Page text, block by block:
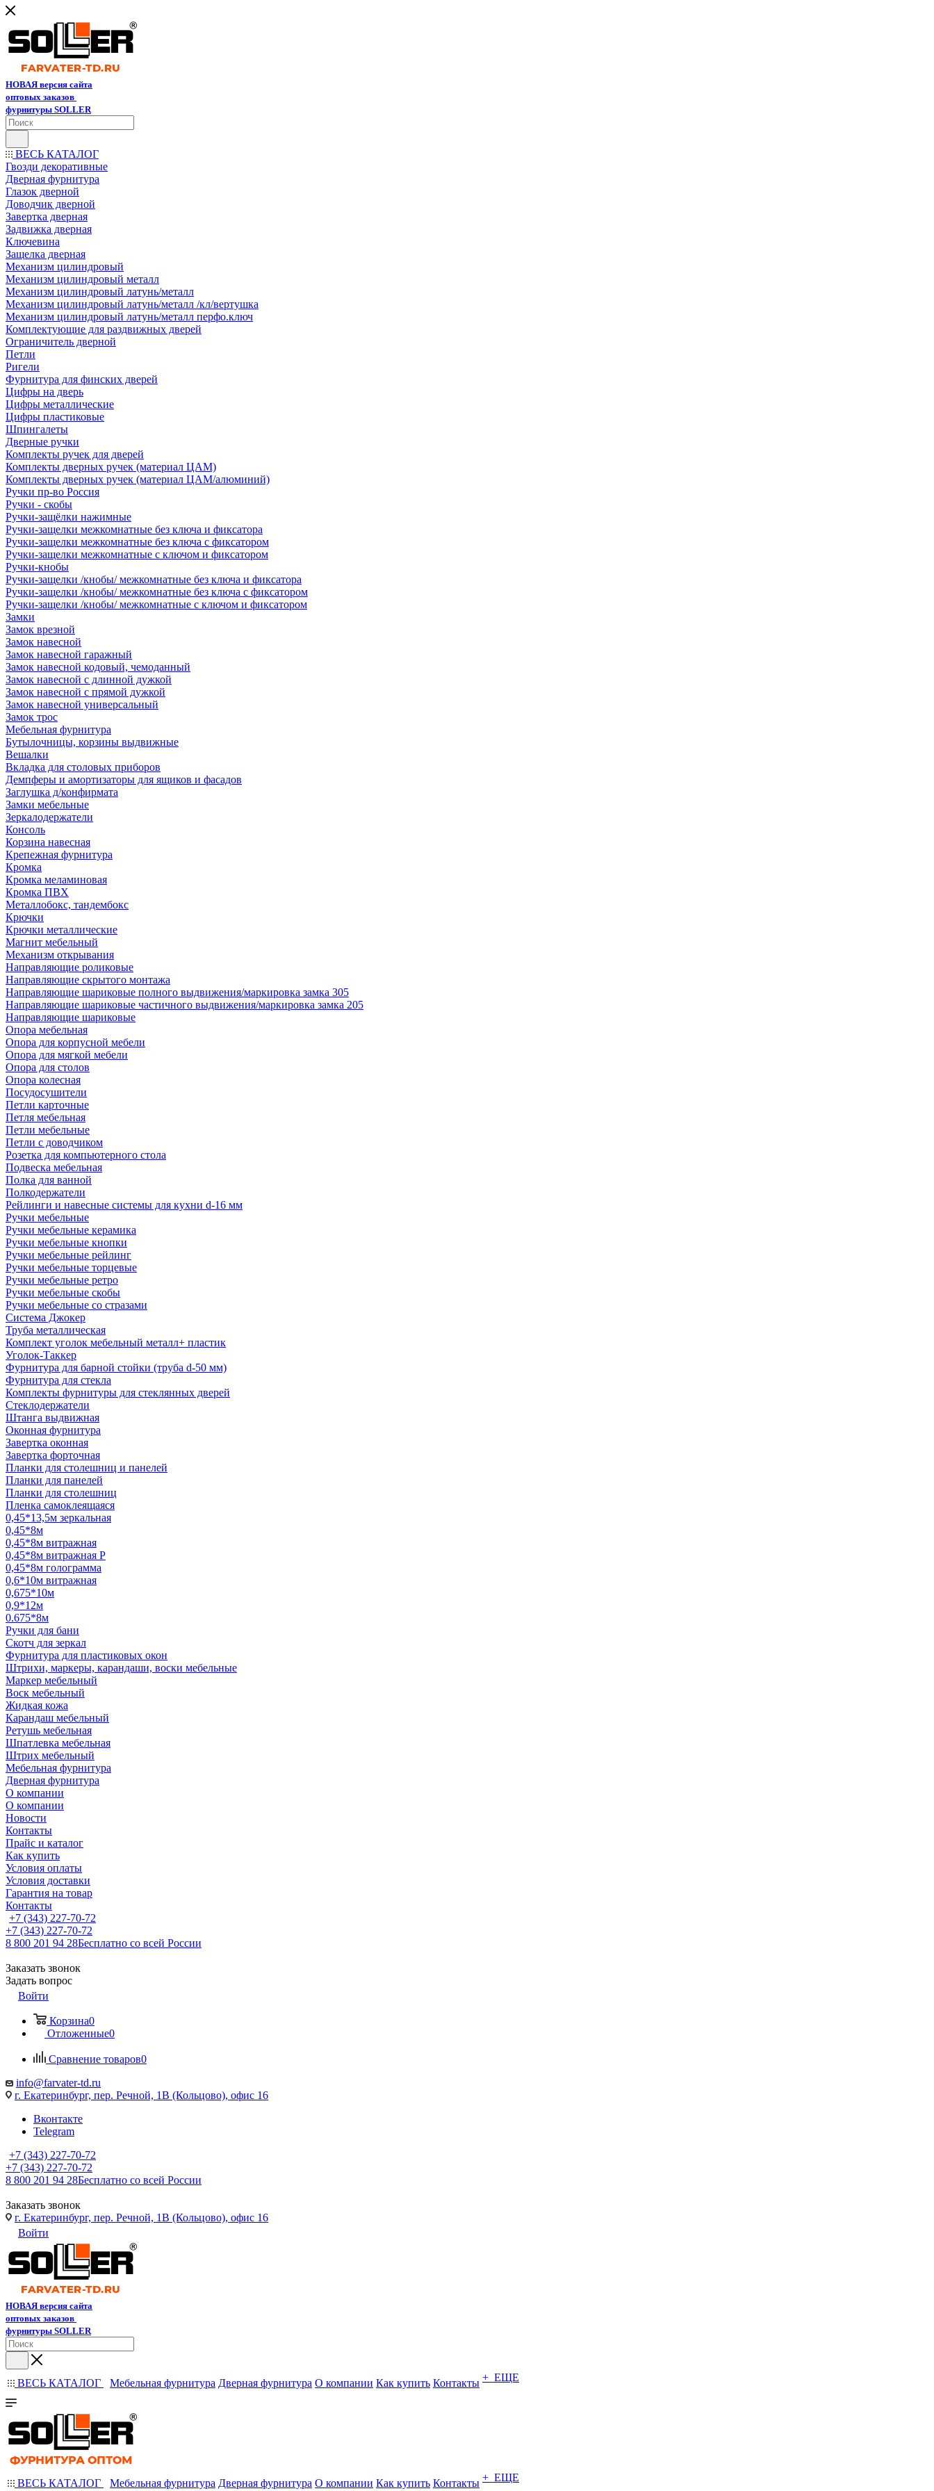
НОВАЯ версия сайта
оптовых заказов
фурнитуры SOLLER
ВЕСЬ КАТАЛОГ
Гвозди декоративные
Дверная фурнитура
Глазок дверной
Доводчик дверной
Завертка дверная
Задвижка дверная
Ключевина
Защелка дверная
Механизм цилиндровый
Механизм цилиндровый металл
Механизм цилиндровый латунь/металл
Механизм цилиндровый латунь/металл /кл/вертушка
Механизм цилиндровый латунь/металл перфо.ключ
Комплектующие для раздвижных дверей
Ограничитель дверной
Петли
Ригели
Фурнитура для финских дверей
Цифры на дверь
Цифры металлические
Цифры пластиковые
Шпингалеты
Дверные ручки
Комплекты ручек для дверей
Комплекты дверных ручек (материал ЦАМ)
Комплекты дверных ручек (материал ЦАМ/алюминий)
Ручки пр-во Россия
Ручки - скобы
Ручки-защёлки нажимные
Ручки-защелки межкомнатные без ключа и фиксатора
Ручки-защелки межкомнатные без ключа с фиксатором
Ручки-защелки межкомнатные с ключом и фиксатором
Ручки-кнобы
Ручки-защелки /кнобы/ межкомнатные без ключа и фиксатора
Ручки-защелки /кнобы/ межкомнатные без ключа с фиксатором
Ручки-защелки /кнобы/ межкомнатные с ключом и фиксатором
Замки
Замок врезной
Замок навесной
Замок навесной гаражный
Замок навесной кодовый, чемоданный
Замок навесной с длинной дужкой
Замок навесной с прямой дужкой
Замок навесной универсальный
Замок трос
Мебельная фурнитура
Бутылочницы, корзины выдвижные
Вешалки
Вкладка для столовых приборов
Демпферы и амортизаторы для ящиков и фасадов
Заглушка д/конфирмата
Замки мебельные
Зеркалодержатели
Консоль
Корзина навесная
Крепежная фурнитура
Кромка
Кромка меламиновая
Кромка ПВХ
Металлобокс, тандембокс
Крючки
Крючки металлические
Магнит мебельный
Механизм открывания
Направляющие роликовые
Направляющие скрытого монтажа
Направляющие шариковые полного выдвижения/маркировка замка 305
Направляющие шариковые частичного выдвижения/маркировка замка 205
Направляющие шариковые
Опора мебельная
Опора для корпусной мебели
Опора для мягкой мебели
Опора для столов
Опора колесная
Посудосушители
Петли карточные
Петля мебельная
Петли мебельные
Петли с доводчиком
Розетка для компьютерного стола
Подвеска мебельная
Полка для ванной
Полкодержатели
Рейлинги и навесные системы для кухни d-16 мм
Ручки мебельные
Ручки мебельные керамика
Ручки мебельные кнопки
Ручки мебельные рейлинг
Ручки мебельные торцевые
Ручки мебельные ретро
Ручки мебельные скобы
Ручки мебельные со стразами
Система Джокер
Труба металлическая
Комплект уголок мебельный металл+ пластик
Уголок-Таккер
Фурнитура для барной стойки (труба d-50 мм)
Фурнитура для стекла
Комплекты фурнитуры для стеклянных дверей
Стеклодержатели
Штанга выдвижная
Оконная фурнитура
Завертка оконная
Завертка форточная
Планки для столешниц и панелей
Планки для панелей
Планки для столешниц
Пленка самоклеящаяся
0,45*13,5м зеркальная
0,45*8м
0,45*8м витражная
0,45*8м витражная Р
0,45*8м голограмма
0,6*10м витражная
0,675*10м
0,9*12м
0.675*8м
Ручки для бани
Скотч для зеркал
Фурнитура для пластиковых окон
Штрихи, маркеры, карандаши, воски мебельные
Маркер мебельный
Воск мебельный
Жидкая кожа
Карандаш мебельный
Ретушь мебельная
Шпатлевка мебельная
Штрих мебельный
Мебельная фурнитура
Дверная фурнитура
О компании
О компании
Новости
Контакты
Прайс и каталог
Как купить
Условия оплаты
Условия доставки
Гарантия на товар
Контакты
+7 (343) 227-70-72
+7 (343) 227-70-72
8 800 201 94 28Бесплатно со всей России
Заказать звонок
Задать вопрос
Войти
Корзина0
Отложенные0
Сравнение товаров0
info@farvater-td.ru
г. Екатеринбург, пер. Речной, 1В (Кольцово), офис 16
Вконтакте
Telegram
+7 (343) 227-70-72
+7 (343) 227-70-72
8 800 201 94 28Бесплатно со всей России
Заказать звонок
г. Екатеринбург, пер. Речной, 1В (Кольцово), офис 16
Войти
НОВАЯ версия сайта
оптовых заказов
фурнитуры SOLLER
ВЕСЬ КАТАЛОГ Мебельная фурнитура Дверная фурнитура О компании Как купить Контакты + ЕЩЕ
ВЕСЬ КАТАЛОГ Мебельная фурнитура Дверная фурнитура О компании Как купить Контакты + ЕЩЕ